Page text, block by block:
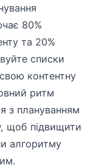
80%
та 20%
списки
контентну
ритм
з плануванням
щоб підвищити
алгоритму